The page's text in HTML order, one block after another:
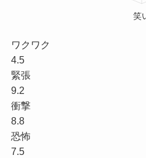
ワクワク
4.5
緊張
9.2
衝撃
8.8
恐怖
7.5